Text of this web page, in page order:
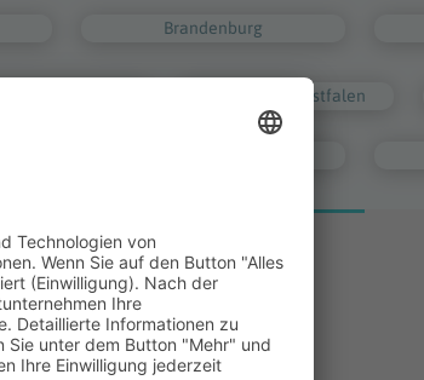
Brandenburg
Nordrhein-Westfalen